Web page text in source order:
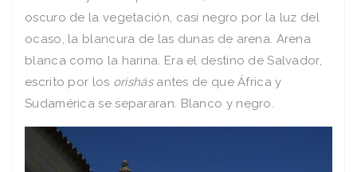
oscuro de la vegetación, casi negro por la luz del
ocaso, la blancura de las dunas de arena. Arena
blanca como la harina. Era el destino de Salvador,
escrito por los orishásantes de que África y
Sudamérica se separaran. Blanco y negro.